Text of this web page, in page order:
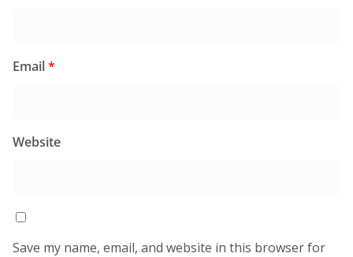
Email*
Website
Save my name, email, and website in this browser for